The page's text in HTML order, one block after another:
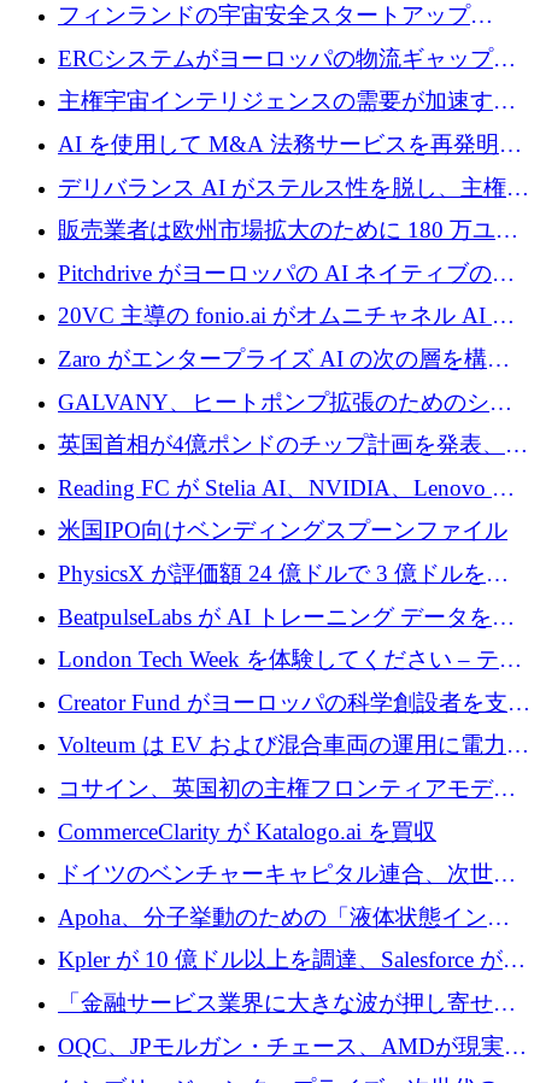
フィンランドの宇宙安全スタートアップ
Aavuus が、スペースデブリ追跡に取り組むプ
レシード資金を獲得
ERCシステムがヨーロッパの物流ギャップを
埋めるために設計された重量物運搬用eVTOL
主権宇宙インテリジェンスの需要が加速する
中、ICEYEは評価額100億ユーロ以上で4億
5,000万ユーロを調達
AI を使用して M&A 法務サービスを再発明す
るために 110 万ユーロを適切に確保
デリバランス AI がステルス性を脱し、主権の
あるエンタープライズ AI を強化
販売業者は欧州市場拡大のために 180 万ユー
ロを確保
Pitchdrive がヨーロッパの AI ネイティブの創
業者を支援するために 6,000 万ユーロを調達
20VC 主導の fonio.ai がオムニチャネル AI プ
ラットフォームのために 1,700 万ドルを調達
Zaro がエンタープライズ AI の次の層を構築
するために 510 万ドルを獲得
GALVANY、ヒートポンプ拡張のためのシー
ドラウンドで1,000万ユーロを確保
英国首相が4億ポンドのチップ計画を発表、英
国の新興企業は「ここで拡大」し「ここに留
まる」
Reading FC が Stelia AI、NVIDIA、Lenovo と
協力して AI Center of Excellence を立ち上げ
米国IPO向けベンディングスプーンファイル
PhysicsX が評価額 24 億ドルで 3 億ドルを調
達
BeatpulseLabs が AI トレーニング データを拡
張するために 180 万ドルのプレシードを調達
London Tech Week を体験してください – テク
ノロジーがヨーロッパのイノベーションの未
来を形作る場所
Creator Fund がヨーロッパの科学創設者を支援
するために 5,600 万ドルを調達
Volteum は EV および混合車両の運用に電力を
供給するために 250 万ユーロを寄付
コサイン、英国初の主権フロンティアモデル
で業界の支援を確保
CommerceClarity が Katalogo.ai を買収
ドイツのベンチャーキャピタル連合、次世代
スタートアップの成長に向けて機関投資家へ
の資本シフトを呼びかけ
Apoha、分子挙動のための「液体状態インテ
リジェンス」を構築するために3,600万ドルを
かけてステルス状態から出現
Kpler が 10 億ドル以上を調達、Salesforce が
Contentful を買収、Built in Europe キャンペー
ンを開始
「金融サービス業界に大きな波が押し寄せて
いる」と「欧州初のAIネイティブ銀行」のボ
スが語る
OQC、JPモルガン・チェース、AMDが現実世
界のフィンテック・アプリケーションを探索